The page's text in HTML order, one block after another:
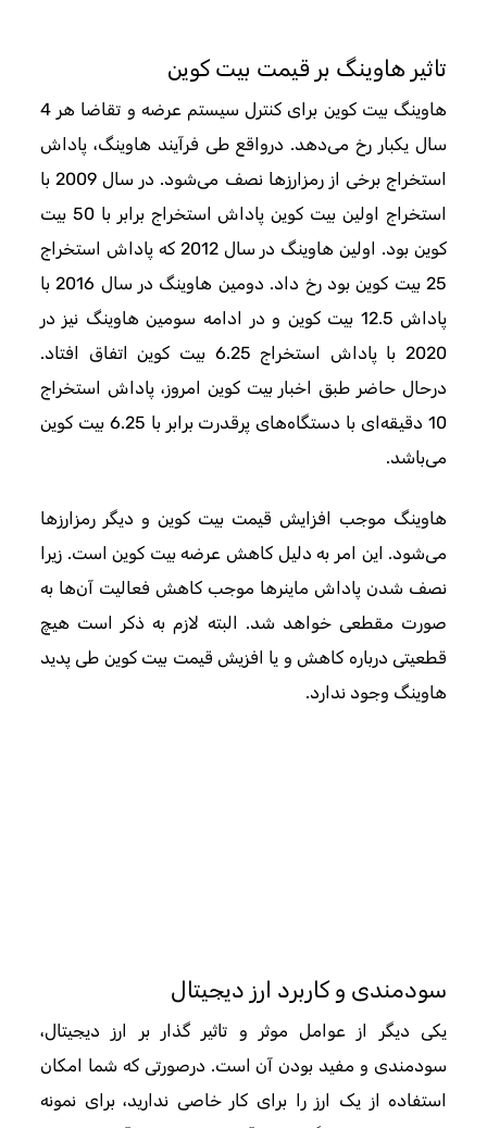
تاثیر هاوینگ بر قیمت بیت کوین
هاوینگ بیت کوین برای کنترل سیستم عرضه و تقاضا هر 4
سال یکبار رخ می‌دهد. درواقع طی فرآیند هاوینگ، پاداش
استخراج‌ برخی از رمزارزها نصف می‌شود. در سال 2009 با
استخراج اولین بیت کوین پاداش استخراج برابر با 50 بیت
کوین بود. اولین هاوینگ در سال 2012 که پاداش استخراج
25 بیت کوین بود رخ داد. دومین هاوینگ در سال 2016 با
پاداش 12.5 بیت کوین و در ادامه سومین هاوینگ نیز در
2020 با پاداش استخراج 6.25 بیت کوین اتفاق افتاد.
درحال حاضر طبق اخبار بیت کوین امروز، پاداش استخراج
10 دقیقه‌ای با دستگاه‌های پرقدرت برابر با 6.25 بیت کوین
می‌باشد.
هاوینگ موجب افزایش قیمت بیت کوین و دیگر رمزارزها
می‌شود. این امر به دلیل کاهش عرضه بیت کوین است. زیرا
نصف شدن پاداش ماینرها موجب کاهش فعالیت آن‌ها به
صورت مقطعی خواهد شد. البته لازم به ذکر است هیچ
قطعیتی درباره کاهش و یا افزیش قیمت بیت کوین طی پدید
هاوینگ وجود ندارد.
سودمندی و کاربرد ارز دیجیتال
یکی دیگر از عوامل موثر و تاثیر گذار بر ارز دیجیتال،
سودمندی و مفید بودن آن‌ است. درصورتی که شما امکان
استفاده از یک ارز را برای کار خاصی ندارید، برای نمونه